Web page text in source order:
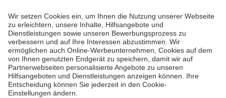
Aus- & Fortbildungen
Erste-Hilfe-Kurse
Jobs & Ehrenamt
Freiwilligendienst